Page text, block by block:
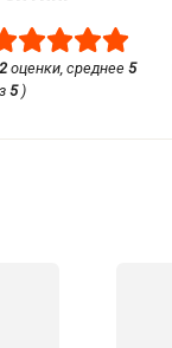
2 оценки, среднее 5
5)